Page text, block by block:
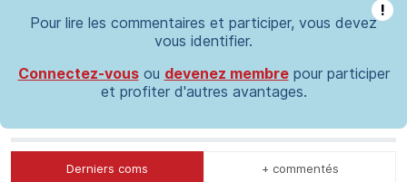
!
Pour lire les commentaires et participer, vous devez
vous identifier.
Connectez-vousou devenez membrepour participer
et profiter d'autres avantages.
Derniers coms + commentés